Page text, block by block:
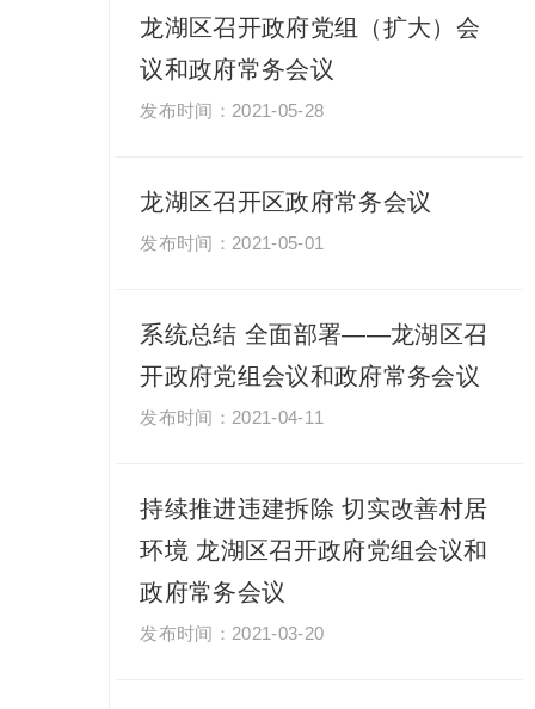
龙湖区召开政府党组（扩大）会
议和政府常务会议
2021-05-28
龙湖区召开区政府常务会议
2021-05-01
系统总结 全面部署——龙湖区召
开政府党组会议和政府常务会议
2021-04-11
持续推进违建拆除 切实改善村居
环境 龙湖区召开政府党组会议和
政府常务会议
2021-03-20